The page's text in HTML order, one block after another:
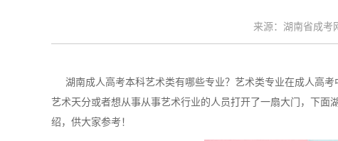
来源：湖南省成考
湖南成人高考本科艺术类有哪些专业？艺术类专业在成人高考
艺术天分或者想从事从事艺术行业的人员打开了一扇大门，下面
绍，供大家参考！